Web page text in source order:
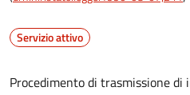
Servizio attivo
Procedimento di trasmissione